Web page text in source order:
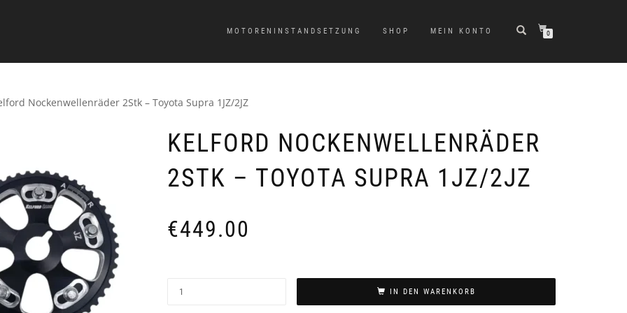
MOTORENINSTANDSETZUNG SHOP MEIN KONTO 0
Nockenwellenräder 2Stk – Toyota Supra 1JZ/2JZ
KELFORD NOCKENWELLENRÄDER
2STK – TOYOTA SUPRA 1JZ/2JZ
€449.00
IN DEN WARENKORB